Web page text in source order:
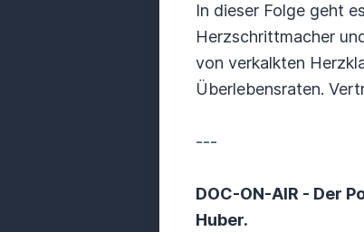
In dieser Folge geht
Herzschrittmacher
von verkalkten
Überlebensraten.
---
DOC-ON-AIR - Der
Huber.